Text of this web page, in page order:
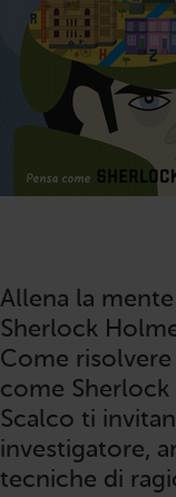
Allena la
Sherlock
Come
come Sherlock
Scalco ti
investigatore,
tecniche di